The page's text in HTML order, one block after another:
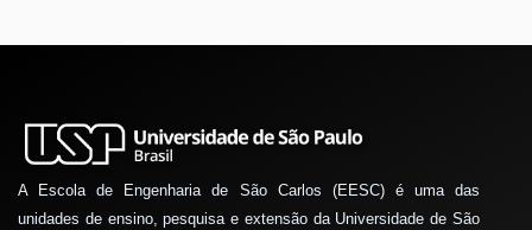
A Escola de Engenharia de São Carlos (EESC) é uma das
unidades de ensino, pesquisa e extensão da Universidade de São